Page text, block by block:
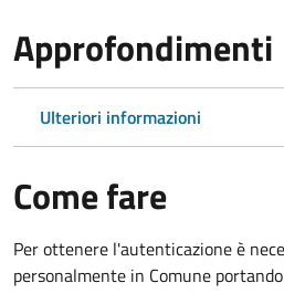
Approfondimenti
Ulteriori informazioni
Come fare
Per ottenere l'autenticazione è
personalmente in Comune